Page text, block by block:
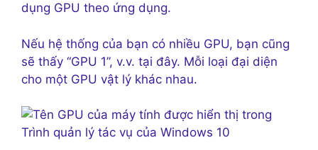
dụng GPU theo ứng dụng.
Nếu hệ thống của bạn có nhiều GPU, bạn cũng
sẽ thấy “GPU 1”, v.v. tại đây. Mỗi loại đại diện
cho một GPU vật lý khác nhau.